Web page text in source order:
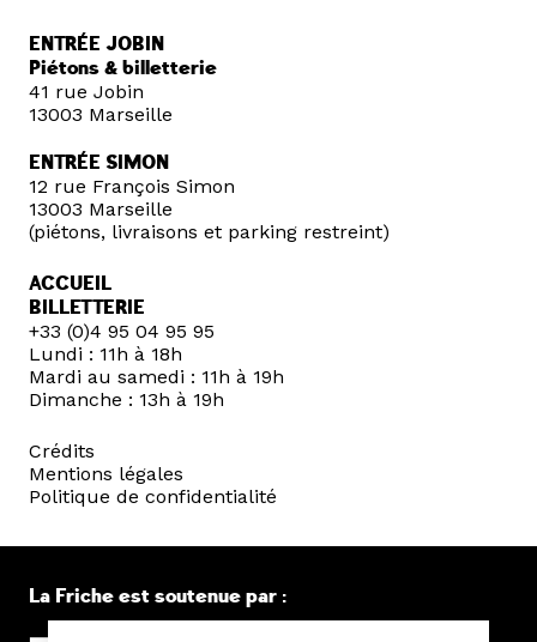
ENTRÉE JOBIN
Piétons & billetterie
41 rue Jobin
13003 Marseille
ENTRÉE SIMON
12 rue François Simon
13003 Marseille
(piétons, livraisons et parking restreint)
ACCUEIL
BILLETTERIE
+33 (0)4 95 04 95 95
Lundi : 11h à 18h
Mardi au samedi : 11h à 19h
Dimanche : 13h à 19h
Crédits
Mentions légales
Politique de confidentialité
La Friche est soutenue par :